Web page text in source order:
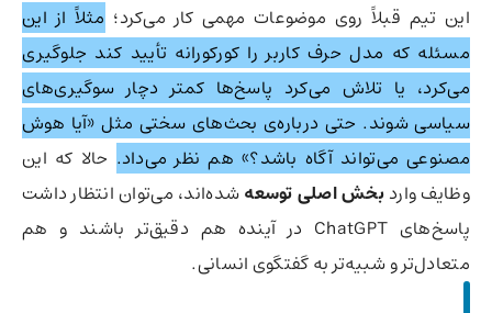
این تیم قبلاً روی موضوعات مهمی کار می‌کرد؛ مثلاً از این
مسئله که مدل حرف کاربر را کورکورانه تأیید کند جلوگیری
می‌کرد، یا تلاش می‌کرد پاسخ‌ها کمتر دچار سوگیری‌های
سیاسی شوند. حتی درباره‌ی بحث‌های سختی مثل «آیا هوش
مصنوعی می‌تواند آگاه باشد؟» هم نظر می‌داد. حالا که این
وظایف واردبخش اصلی توسعهشده‌اند، می‌توان انتظار داشت
پاسخ‌های ChatGPT در آینده هم دقیق‌تر باشند و هم
متعادل‌تر و شبیه‌تر به گفتگوی انسانی.